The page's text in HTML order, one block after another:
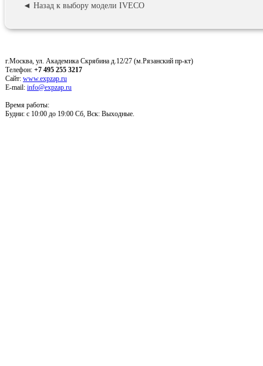
◄ Назад к выбору модели IVECO
г.Москва, ул. Академика Скрябина д.12/27 (м.Рязанский пр-кт)
Телефон: +7 495 255 3217
Сайт: www.expzap.ru
E-mail: info@expzap.ru
Время работы:
Будни: c 10:00 до 19:00 Сб, Вск: Выходные.